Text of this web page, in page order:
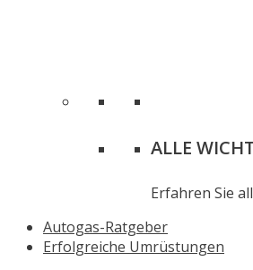
ALLE
Erfahren Sie
Autogas-Ratgeber
Erfolgreiche Umrüstungen